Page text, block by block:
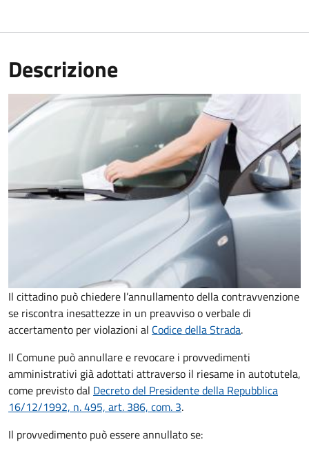
Descrizione
Il cittadino può chiedere l’annullamento della contravvenzione
se riscontra inesattezze in un preavviso o verbale di
accertamento per violazioni al Codice della Strada.
Il Comune può annullare e revocare i provvedimenti
amministrativi già adottati attraverso il riesame in autotutela,
come previsto dal Decreto del Presidente della Repubblica
16/12/1992, n. 495, art. 386, com. 3.
Il provvedimento può essere annullato se: